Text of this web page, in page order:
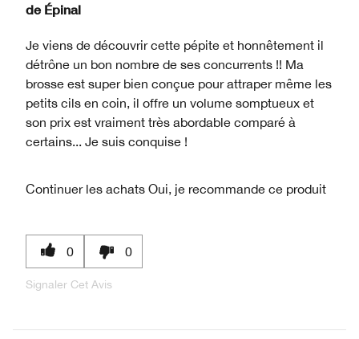
de Épinal
Je viens de découvrir cette pépite et honnêtement il
détrône un bon nombre de ses concurrents !! Ma
brosse est super bien conçue pour attraper même les
petits cils en coin, il offre un volume somptueux et
son prix est vraiment très abordable comparé à
certains... Je suis conquise !
Continuer les achats Oui, je recommande ce produit
0 0
Signaler Cet Avis